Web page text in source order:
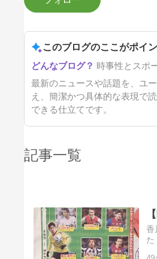
このブログのここがポイ
時事性とスポ
最新のニュースや話題を、ユ
え、簡潔かつ具体的な表現で
できる仕立てです。
記事一覧
香
た